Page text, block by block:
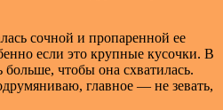
сочной и пропаренной ее
если это крупные кусочки. В
чтобы она схватилась.
главное — не зевать,